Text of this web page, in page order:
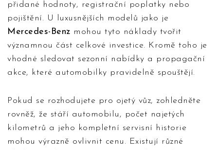
přidané hodnoty, registrační poplatky nebo
pojištění. U luxusnějších modelů jako je
Mercedes-Benz mohou tyto náklady tvořit
významnou část celkové investice. Kromě toho je
vhodné sledovat sezonní nabídky a propagační
akce, které automobilky pravidelně spouštějí.
Pokud se rozhodujete pro ojetý vůz, zohledněte
rovněž, že stáří automobilu, počet najetých
kilometrů a jeho kompletní servisní historie
mohou výrazně ovlivnit cenu. Existují různé